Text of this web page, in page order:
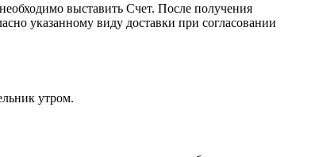
выставить Счет. После получения
указанному виду доставки при согласовании
утром.